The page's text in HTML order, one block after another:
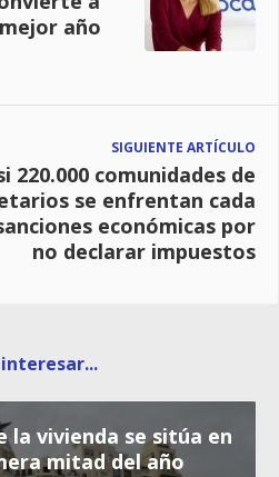
año
SIGUIENTE ARTÍCULO
220.000 comunidades de
se enfrentan cada
económicas por
no declarar impuestos
la vivienda se sitúa en
mitad del año